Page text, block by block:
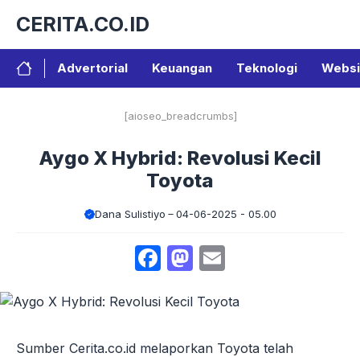
isi
CERITA.CO.ID
Advertorial Keuangan Teknologi
[aioseo_breadcrumbs]
Aygo X Hybrid: Revolusi Kecil
Toyota
Dana Sulistiyo 04-06-2025 - 05.00
Facebook
Mastodon
Sumber Cerita.co.id melaporkan Toyota telah